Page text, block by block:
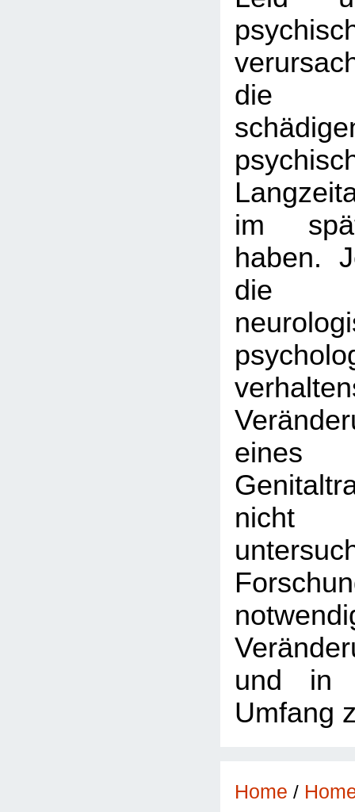
die
im
haben.
die
nicht
und in
Umfang
Home /